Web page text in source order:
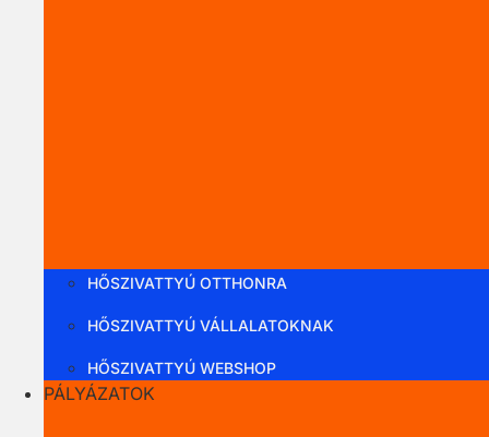
HŐSZIVATTYÚ OTTHONRA
HŐSZIVATTYÚ VÁLLALATOKNAK
HŐSZIVATTYÚ WEBSHOP
PÁLYÁZATOK